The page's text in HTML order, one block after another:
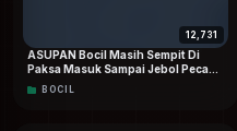
12,731
ASUPAN Bocil Masih Sempit Di
Paksa Masuk Sampai Jebol Pecah
Perawan Doodstream Viral
BOCIL